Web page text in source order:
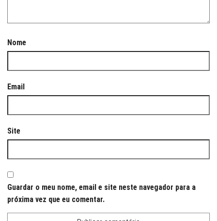
Nome
Email
Site
Guardar o meu nome, email e site neste navegador para a
próxima vez que eu comentar.